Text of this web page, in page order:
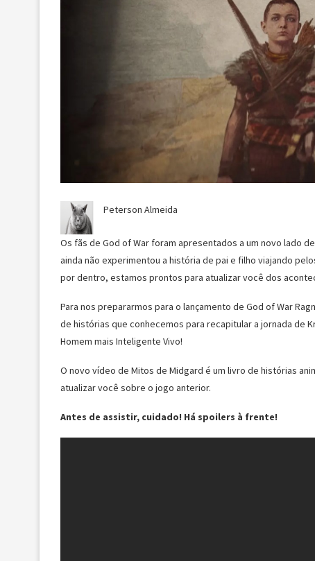
Peterson Almeida
Os fãs de God of War foram apresentados a um novo lado
ainda não experimentou a história de pai e filho viajando
por dentro, estamos prontos para atualizar você dos
Para nos prepararmos para o lançamento de God of War
de histórias que conhecemos para recapitular a jornada de
Homem mais Inteligente Vivo!
O novo vídeo de Mitos de Midgard é um livro de histórias
atualizar você sobre o jogo anterior.
Antes de assistir, cuidado! Há spoilers à frente!